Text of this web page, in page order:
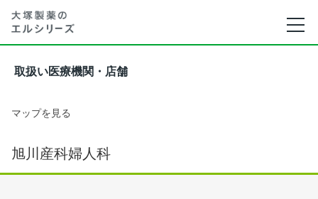
取扱い医療機関・店舗
マップを見る
旭川産科婦人科